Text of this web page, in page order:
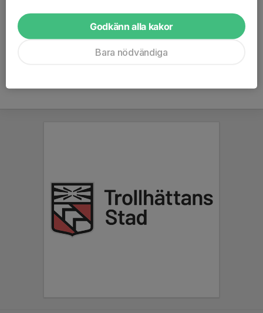
Stadium butik eller utlämningsställe.
Vill du ha dina initialer på plaggen så anger du det under "Valbart
Godkänn alla kakor
Bara nödvändiga